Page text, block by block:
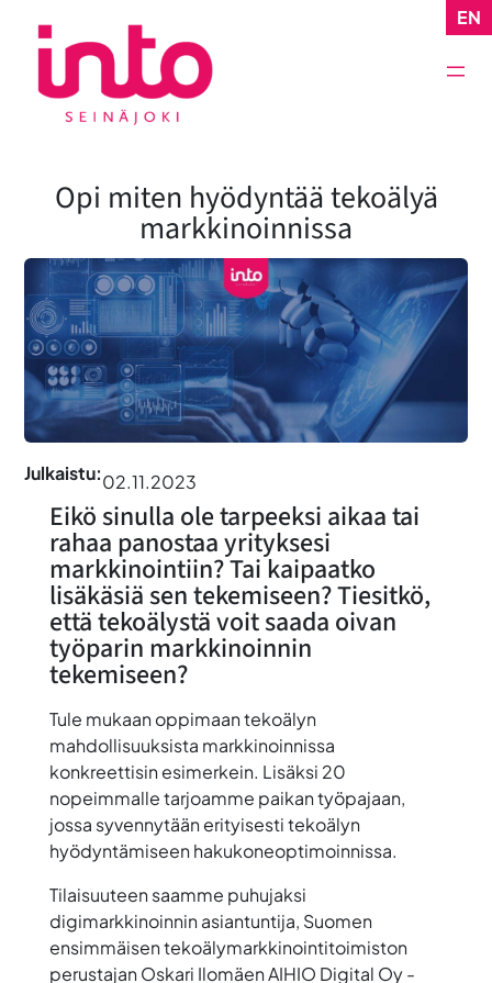
sisältöön
EN
Opi miten hyödyntää tekoälyä
markkinoinnissa
Julkaistu:02.11.2023
Eikö sinulla ole tarpeeksi aikaa tai
rahaa panostaa yrityksesi
markkinointiin? Tai kaipaatko
lisäkäsiä sen tekemiseen? Tiesitkö,
että tekoälystä voit saada oivan
työparin markkinoinnin
tekemiseen?
Tule mukaan oppimaan tekoälyn
mahdollisuuksista markkinoinnissa
konkreettisin esimerkein. Lisäksi 20
nopeimmalle tarjoamme paikan työpajaan,
jossa syvennytään erityisesti tekoälyn
hyödyntämiseen hakukoneoptimoinnissa.
Tilaisuuteen saamme puhujaksi
digimarkkinoinnin asiantuntija, Suomen
ensimmäisen tekoälymarkkinointitoimiston
perustajanOskari IlomäenAIHIO Digital Oy -